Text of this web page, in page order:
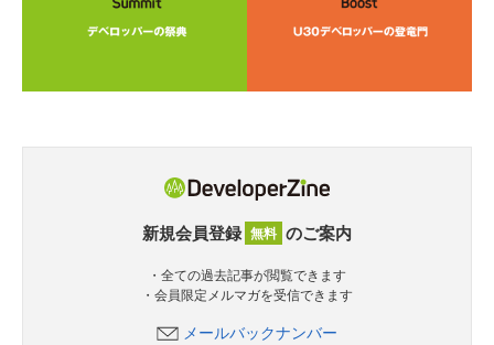
新規会員登録 無料 のご案内
・全ての過去記事が閲覧できます
・会員限定メルマガを受信できます
メールバックナンバー